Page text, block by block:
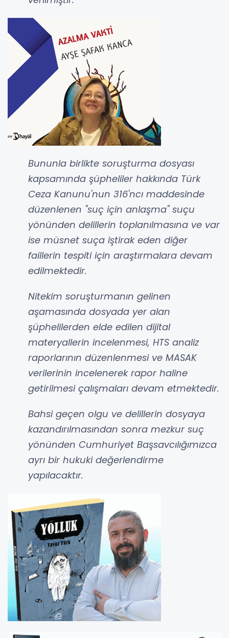
Bununla birlikte soruşturma dosyası
kapsamında şüpheliler hakkında Türk
Ceza Kanunu'nun 316'ncı maddesinde
düzenlenen "suç için anlaşma" suçu
yönünden delillerin toplanılmasına ve var
ise müsnet suça iştirak eden diğer
faillerin tespiti için araştırmalara devam
edilmektedir.
Nitekim soruşturmanın gelinen
aşamasında dosyada yer alan
şüphelilerden elde edilen dijital
materyallerin incelenmesi, HTS analiz
raporlarının düzenlenmesi ve MASAK
verilerinin incelenerek rapor haline
getirilmesi çalışmaları devam etmektedir.
Bahsi geçen olgu ve delillerin dosyaya
kazandırılmasından sonra mezkur suç
yönünden Cumhuriyet Başsavcılığımızca
ayrı bir hukuki değerlendirme
yapılacaktır.